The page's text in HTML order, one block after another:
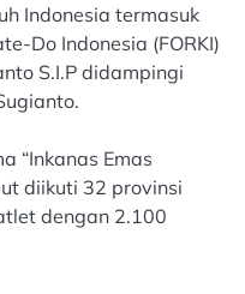
Indonesia termasuk
Do Indonesia (FORKI)
S.I.P didampingi
“Inkanas Emas
diikuti 32 provinsi
dengan 2.100